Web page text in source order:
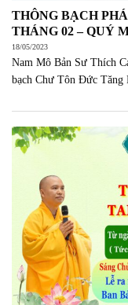
THÔNG BẠCH
THÁNG 02 – QUÝ
18/05/2023
Nam Mô Bản Sư Thích
bạch Chư Tôn Đức Tăng